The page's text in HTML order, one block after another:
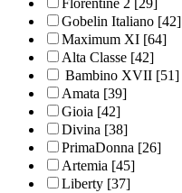
Florentine 2 [29]
Gobelin Italiano [42]
Maximum XI [64]
Alta Classe [42]
Bambino XVII [51]
Amata [39]
Gioia [42]
Divina [38]
PrimaDonna [26]
Artemia [45]
Liberty [37]